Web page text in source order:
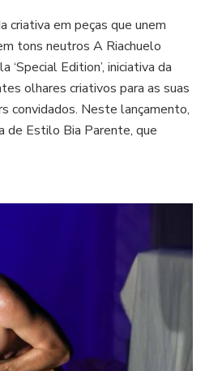
criativa em peças que unem
tons neutros A Riachuelo
‘Special Edition’, iniciativa da
olhares criativos para as suas
convidados. Neste lançamento,
de Estilo Bia Parente, que